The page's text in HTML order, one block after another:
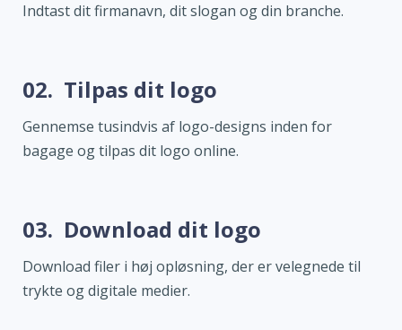
Indtast dit firmanavn, dit slogan og din branche.
02. Tilpas dit logo
Gennemse tusindvis af logo-designs inden for
bagage og tilpas dit logo online.
03. Download dit logo
Download filer i høj opløsning, der er velegnede til
trykte og digitale medier.